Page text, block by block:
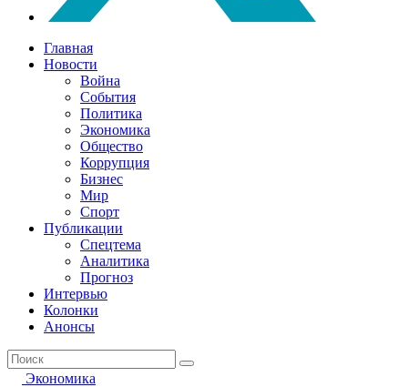
Главная
Новости
Война
События
Политика
Экономика
Общество
Коррупция
Бизнес
Мир
Спорт
Публикации
Спецтема
Аналитика
Прогноз
Интервью
Колонки
Анонсы
Экономика